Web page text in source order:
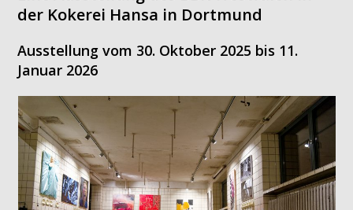
der Kokerei Hansa in Dortmund
Ausstellung vom 30. Oktober 2025 bis 11.
Januar 2026